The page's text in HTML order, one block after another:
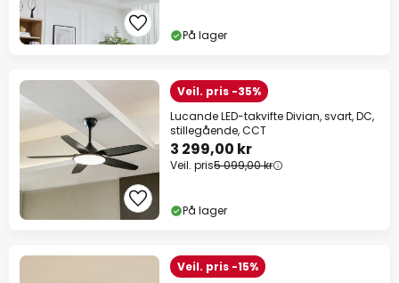
På lager
Veil. pris -35%
Lucande LED-takvifte Divian, svart, DC,
stillegående, CCT
3 299,00 kr
Veil. pris5 099,00 kr
På lager
Veil. pris -15%